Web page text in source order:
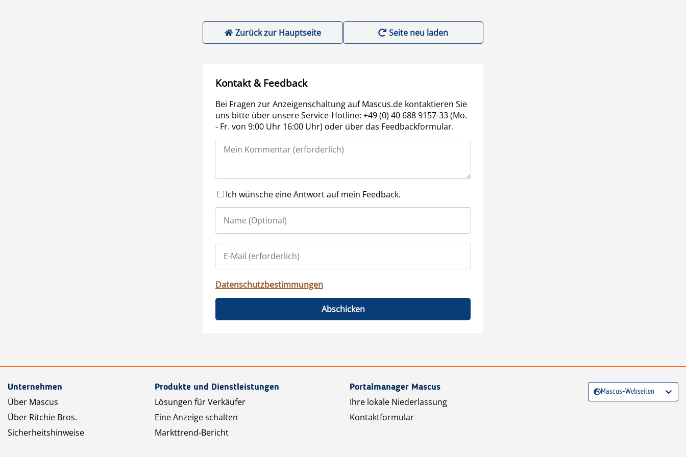
Zurück zur Hauptseite Seite neu laden
Kontakt & Feedback
Bei Fragen zur Anzeigenschaltung auf Mascus.de kontaktieren Sie
uns bitte über unsere Service-Hotline: +49 (0) 40 688 9157-33 (Mo.
- Fr. von 9:00 Uhr 16:00 Uhr) oder über das Feedbackformular.
Ich wünsche eine Antwort auf mein Feedback.
Datenschutzbestimmungen
Abschicken
Unternehmen
Über Mascus
Über Ritchie Bros.
Sicherheitshinweise
Produkte und Dienstleistungen
Lösungen für Verkäufer
Eine Anzeige schalten
Markttrend-Bericht
Portalmanager Mascus
Ihre lokale Niederlassung
Kontaktformular
Mascus-Webseiten